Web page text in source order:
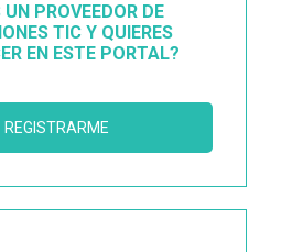
UN PROVEEDOR DE
TIC Y QUIERES
EN ESTE PORTAL?
REGISTRARME